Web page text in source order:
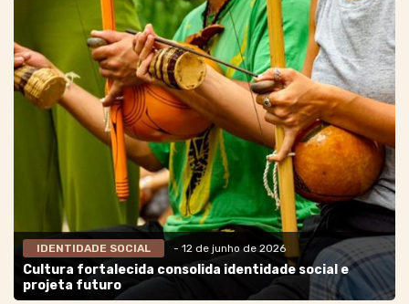
IDENTIDADE SOCIAL - 12 de junho de 2026
Cultura fortalecida consolida identidade social e
projeta futuro